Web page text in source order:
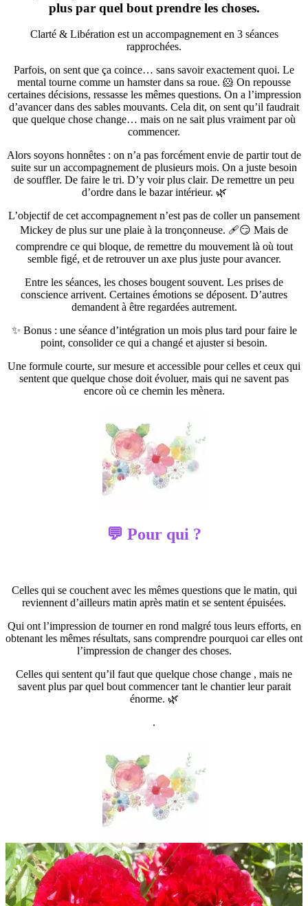
plus par quel bout prendre les choses.
Clarté & Libération est un accompagnement en 3 séances
rapprochées.
Parfois, on sent que ça coince… sans savoir exactement quoi. Le
mental tourne comme un hamster dans sa roue. 🐹 On repousse
certaines décisions, ressasse les mêmes questions. On a l’impression
d’avancer dans des sables mouvants. Cela dit, on sent qu’il faudrait
que quelque chose change… mais on ne sait plus vraiment par où
commencer.
Alors soyons honnêtes : on n’a pas forcément envie de partir tout de
suite sur un accompagnement de plusieurs mois. On a juste besoin
de souffler. De faire le tri. D’y voir plus clair. De remettre un peu
d’ordre dans le bazar intérieur. 🌿
L’objectif de cet accompagnement n’est pas de coller un pansement
Mickey de plus sur une plaie à la tronçonneuse. 🩹😏 Mais de
comprendre ce qui bloque, de remettre du mouvement là où tout
semble figé, et de retrouver un axe plus juste pour avancer.
Entre les séances, les choses bougent souvent. Les prises de
conscience arrivent. Certaines émotions se déposent. D’autres
demandent à être regardées autrement.
✨ Bonus : une séance d’intégration un mois plus tard pour faire le
point, consolider ce qui a changé et ajuster si besoin.
Une formule courte, sur mesure et accessible pour celles et ceux qui
sentent que quelque chose doit évoluer, mais qui ne savent pas
encore où ce chemin les mènera.
💬 Pour qui ?
Celles qui se couchent avec les mêmes questions que le matin, qui
reviennent d’ailleurs matin après matin et se sentent épuisées.
Qui ont l’impression de tourner en rond malgré tous leurs efforts, en
obtenant les mêmes résultats, sans comprendre pourquoi car elles ont
l’impression de changer des choses.
Celles qui sentent qu’il faut que quelque chose change , mais ne
savent plus par quel bout commencer tant le chantier leur parait
énorme. 🌿
.